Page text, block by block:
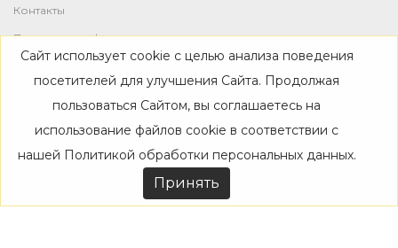
Контакты
Политика конфиденциальности
Магазин
Каталог
Дизайнерам
Акции
Сайт использует cookie с целью анализа поведения
посетителей для улучшения Сайта. Продолжая
пользоваться Сайтом, вы соглашаетесь на
использование файлов cookie в соответствии с
нашей Политикой обработки персональных данных.
Принять